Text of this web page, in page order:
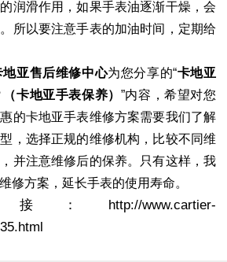
润滑作用，如果手表油逐渐干燥，会
所以要注意手表的加油时间，定期给
地亚售后维修中心为您分享的“卡地亚
卡地亚手表保养） ”内容，希望对您
的卡地亚手表维修方案需要我们了解
，选择正规的维修机构，比较不同维
并注意维修后的保养。只有这样，我
修方案，延长手表的使用寿命。
http://www.cartier-